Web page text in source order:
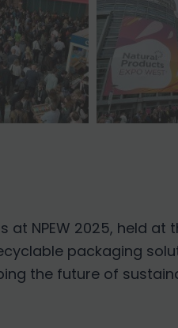
NPEW 2025, held at
packaging
the future of